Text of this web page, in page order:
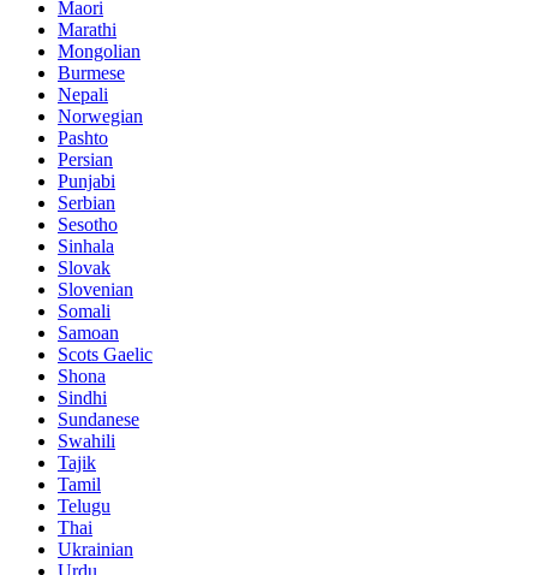
Maori
Marathi
Mongolian
Burmese
Nepali
Norwegian
Pashto
Persian
Punjabi
Serbian
Sesotho
Sinhala
Slovak
Slovenian
Somali
Samoan
Scots Gaelic
Shona
Sindhi
Sundanese
Swahili
Tajik
Tamil
Telugu
Thai
Ukrainian
Urdu